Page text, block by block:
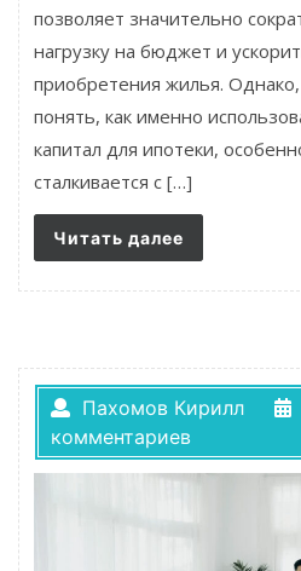
позволяет значительно
нагрузку на бюджет и
приобретения жилья. Однако,
понять, как именно
капитал для ипотеки,
сталкивается с […]
Читать далее
Пахомов Кирилл
комментариев